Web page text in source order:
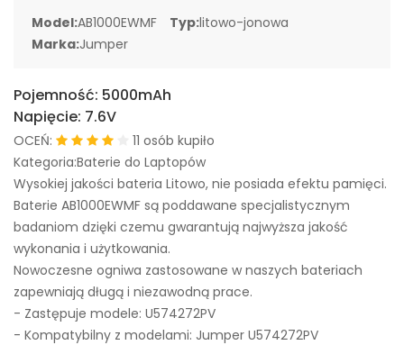
Model:AB1000EWMF Typ:litowo-jonowa
Marka:Jumper
Pojemność: 5000mAh
Napięcie: 7.6V
OCEŃ:
11 osób kupiło
Kategoria:Baterie do Laptopów
Wysokiej jakości bateria Litowo, nie posiada efektu pamięci.
Baterie AB1000EWMF są poddawane specjalistycznym
badaniom dzięki czemu gwarantują najwyższa jakość
wykonania i użytkowania.
Nowoczesne ogniwa zastosowane w naszych bateriach
zapewniają długą i niezawodną prace.
- Zastępuje modele: U574272PV
- Kompatybilny z modelami: Jumper U574272PV